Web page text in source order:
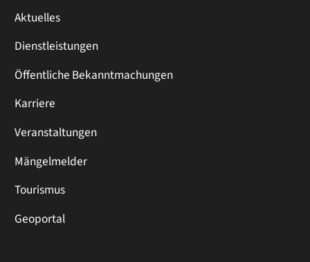
Aktuelles
Dienstleistungen
Öffentliche Bekanntmachungen
Karriere
Veranstaltungen
Mängelmelder
Tourismus
Geoportal